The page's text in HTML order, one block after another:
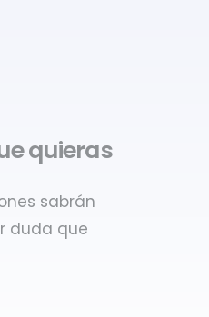
quieras
sabrán
duda que